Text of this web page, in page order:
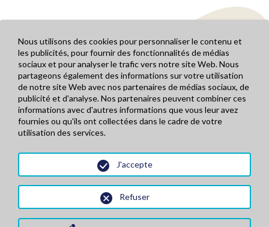
LA FROMAGERIE
NOS PRODUITS
NOS PRODUCTEURS
RÉSERVEZ EN LIGNE
Mentions légales
Route d’Orcières - 05260 Chabottes - Téléphone : 04 92 22 39 76 - E-mail :
Nous utilisons des cookies pour personnaliser le contenu et
les publicités, pour fournir des fonctionnalités de médias
sociaux et pour analyser le trafic vers notre site Web. Nous
partageons également des informations sur votre utilisation
de notre site Web avec nos partenaires de médias sociaux, de
publicité et d'analyse. Nos partenaires peuvent combiner ces
informations avec d'autres informations que vous leur avez
fournies ou qu'ils ont collectées dans le cadre de votre
utilisation des services.
Refuser
J'accepte